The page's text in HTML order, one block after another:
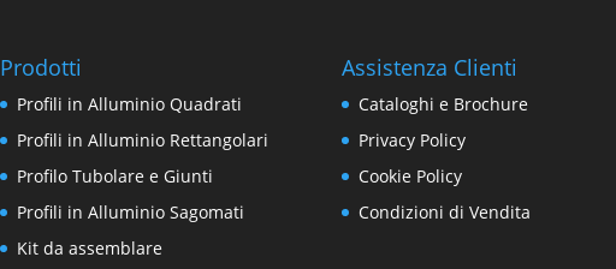
Prodotti
Profili in Alluminio Quadrati
Profili in Alluminio Rettangolari
Profilo Tubolare e Giunti
Profili in Alluminio Sagomati
Kit da assemblare
Assistenza Clienti
Cataloghi e Brochure
Privacy Policy
Cookie Policy
Condizioni di Vendita